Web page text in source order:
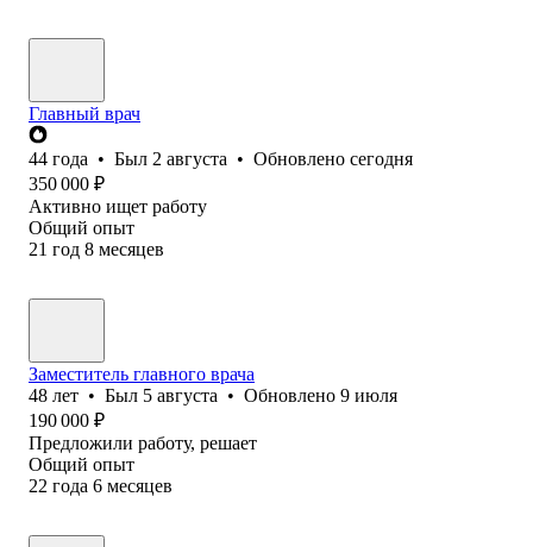
Главный врач
44 года • Был 2 августа • Обновлено сегодня
350 000 ₽
Активно ищет работу
Общий опыт
21 год 8 месяцев
Заместитель главного врача
48 лет • Был 5 августа • Обновлено 9 июля
190 000 ₽
Предложили работу, решает
Общий опыт
22 года 6 месяцев